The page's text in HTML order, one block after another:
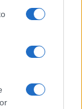
su
1,